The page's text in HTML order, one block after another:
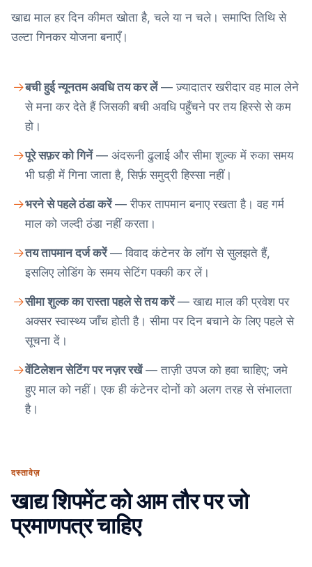
खाद्य माल हर दिन कीमत खोता है, चले या न चले। समाप्ति तिथि से
उल्टा गिनकर योजना बनाएँ।
बची हुई न्यूनतम अवधि तय कर लें— ज़्यादातर खरीदार वह माल लेने
से मना कर देते हैं जिसकी बची अवधि पहुँचने पर तय हिस्से से कम
हो।
पूरे सफ़र को गिनें— अंदरूनी ढुलाई और सीमा शुल्क में रुका समय
भी घड़ी में गिना जाता है, सिर्फ़ समुद्री हिस्सा नहीं।
भरने से पहले ठंडा करें— रीफर तापमान बनाए रखता है। वह गर्म
माल को जल्दी ठंडा नहीं करता।
तय तापमान दर्ज करें— विवाद कंटेनर के लॉग से सुलझते हैं,
इसलिए लोडिंग के समय सेटिंग पक्की कर लें।
सीमा शुल्क का रास्ता पहले से तय करें— खाद्य माल की प्रवेश पर
अक्सर स्वास्थ्य जाँच होती है। सीमा पर दिन बचाने के लिए पहले से
सूचना दें।
वेंटिलेशन सेटिंग पर नज़र रखें— ताज़ी उपज को हवा चाहिए; जमे
हुए माल को नहीं। एक ही कंटेनर दोनों को अलग तरह से संभालता
है।
दस्तावेज़
खाद्य शिपमेंट को आम तौर पर जो
प्रमाणपत्र चाहिए